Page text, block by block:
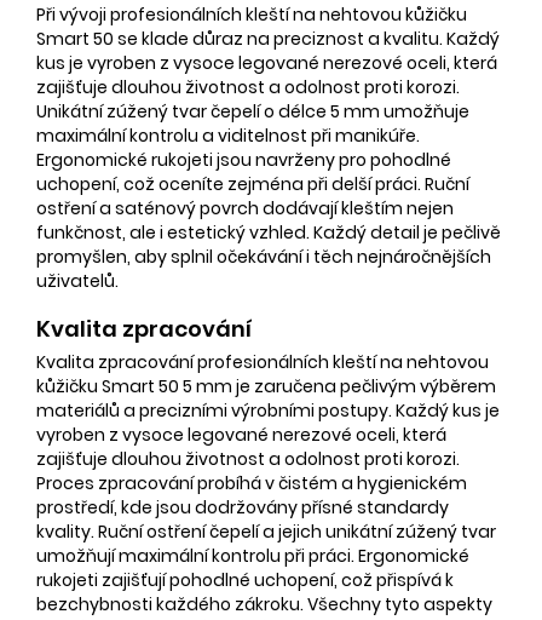
Při vývoji profesionálních kleští na nehtovou kůžičku
Smart 50 se klade důraz na preciznost a kvalitu. Každý
kus je vyroben z vysoce legované nerezové oceli, která
zajišťuje dlouhou životnost a odolnost proti korozi.
Unikátní zúžený tvar čepelí o délce 5 mm umožňuje
maximální kontrolu a viditelnost při manikúře.
Ergonomické rukojeti jsou navrženy pro pohodlné
uchopení, což oceníte zejména při delší práci. Ruční
ostření a saténový povrch dodávají kleštím nejen
funkčnost, ale i estetický vzhled. Každý detail je pečlivě
promyšlen, aby splnil očekávání i těch nejnáročnějších
uživatelů.
Kvalita zpracování
Kvalita zpracování profesionálních kleští na nehtovou
kůžičku Smart 50 5 mm je zaručena pečlivým výběrem
materiálů a precizními výrobními postupy. Každý kus je
vyroben z vysoce legované nerezové oceli, která
zajišťuje dlouhou životnost a odolnost proti korozi.
Proces zpracování probíhá v čistém a hygienickém
prostředí, kde jsou dodržovány přísné standardy
kvality. Ruční ostření čepelí a jejich unikátní zúžený tvar
umožňují maximální kontrolu při práci. Ergonomické
rukojeti zajišťují pohodlné uchopení, což přispívá k
bezchybnosti každého zákroku. Všechny tyto aspekty